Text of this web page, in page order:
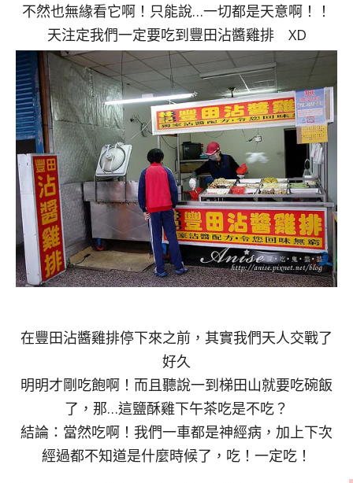
不然也無緣看它啊！只能說…一切都是天意啊！！
天注定我們一定要吃到豐田沾醬雞排 XD
在豐田沾醬雞排停下來之前，其實我們天人交戰了
好久
明明才剛吃飽啊！而且聽說一到梯田山就要吃碗飯
了，那…這鹽酥雞下午茶吃是不吃？
結論：當然吃啊！我們一車都是神經病，加上下次
經過都不知道是什麼時候了，吃！一定吃！